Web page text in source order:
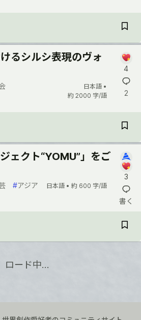
るシルシ表現のヴォ
日本語 •
約 2000 字/語
4
2
ェクト“YOMU”」をご
#アジア 日本語 • 約 600 字/語
3
書く
ロード中…